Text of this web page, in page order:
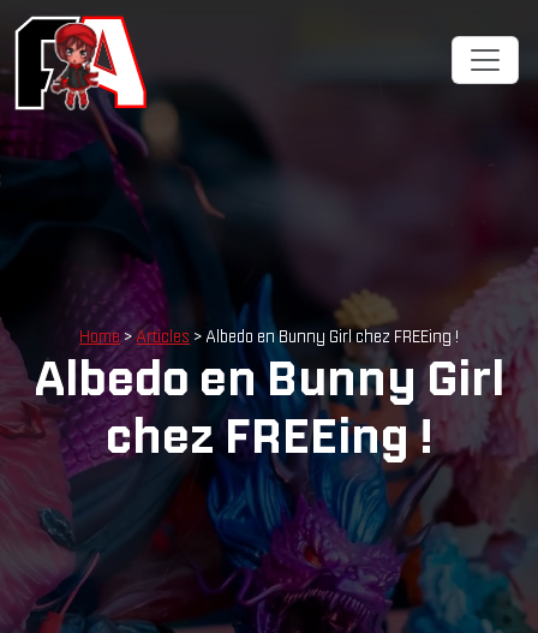
Home >Articles > Albedo en Bunny Girl chez FREEing !
Albedo en Bunny Girl
chez FREEing !